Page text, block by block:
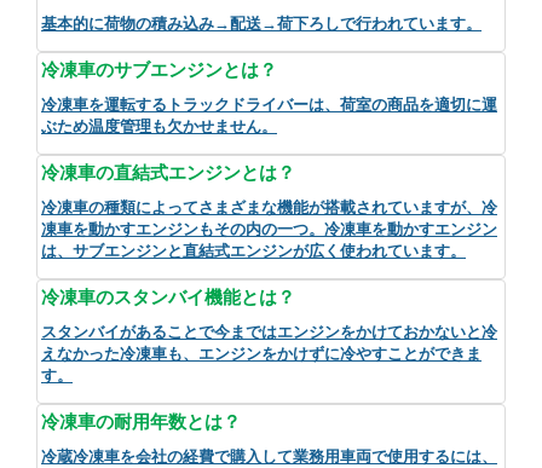
基本的に荷物の積み込み→配送→荷下ろしで行われています。
冷凍車のサブエンジンとは？
冷凍車を運転するトラックドライバーは、荷室の商品を適切に運
ぶため温度管理も欠かせません。
冷凍車の直結式エンジンとは？
冷凍車の種類によってさまざまな機能が搭載されていますが、冷
凍車を動かすエンジンもその内の一つ。冷凍車を動かすエンジン
は、サブエンジンと直結式エンジンが広く使われています。
冷凍車のスタンバイ機能とは？
スタンバイがあることで今まではエンジンをかけておかないと冷
えなかった冷凍車も、エンジンをかけずに冷やすことができま
す。
冷凍車の耐用年数とは？
冷蔵冷凍車を会社の経費で購入して業務用車両で使用するには、